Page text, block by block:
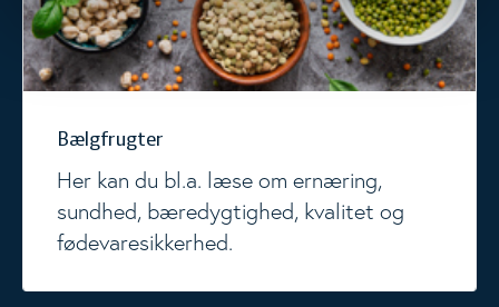
Bælgfrugter
Her kan du bl.a. læse om ernæring,
sundhed, bæredygtighed, kvalitet og
fødevaresikkerhed.